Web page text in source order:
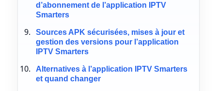
d’abonnement de l’application IPTV
Smarters
Sources APK sécurisées, mises à jour et
gestion des versions pour l’application
IPTV Smarters
Alternatives à l’application IPTV Smarters
et quand changer